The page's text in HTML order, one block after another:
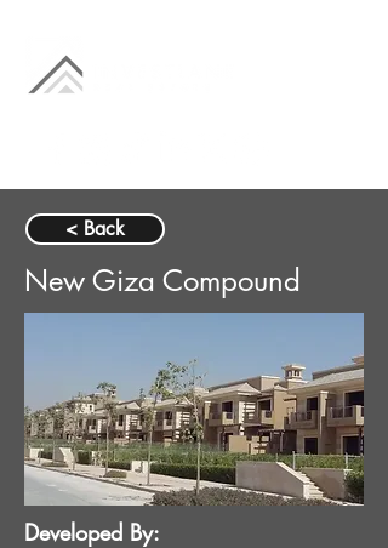
< Back
New Giza Compound
Developed By: